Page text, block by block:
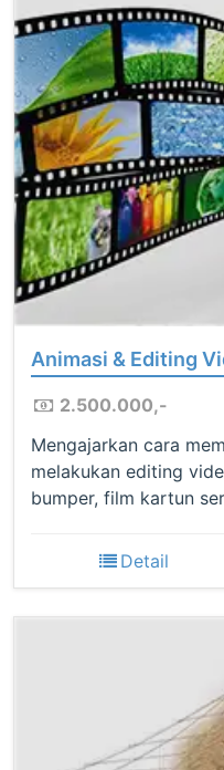
Animasi & Editing
2.500.000,-
Mengajarkan cara
melakukan editing
bumper, film kartun
Detail